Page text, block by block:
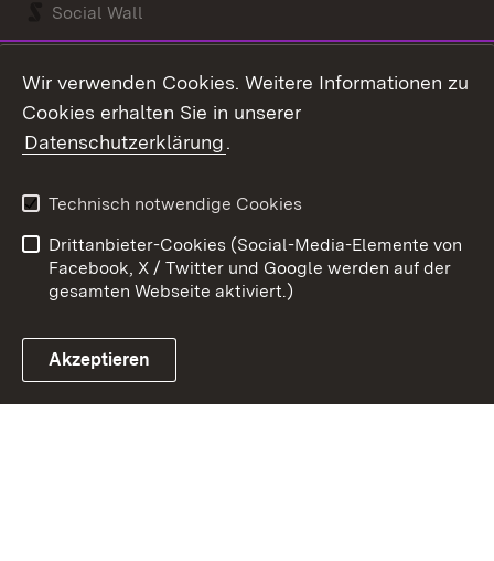
Social Wall
Link zum Landesportal
Kontakt
Barrierefreiheit
Impressum
Cookies
Wir verwenden Cookies. Weitere Informationen zu
Cookies erhalten Sie in unserer
Datenschutzerklärung.
Technisch notwendige Cookies
Drittanbieter-Cookies (Social-Media-Elemente von
Facebook, X / Twitter und Google werden auf der
gesamten Webseite aktiviert.)
Akzeptieren